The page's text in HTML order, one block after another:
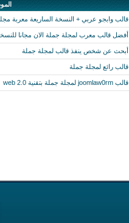
قالب وابجو عربي + النسخة الساريعة معربة مجلة
أفضل قالب معرب لمجلة جملة الان مجانا للنسخة
أبحث عن شخص ينفذ قالب لمجلة جملة
قالب رائع لمجلة جملة
قالب joomlaw0rm لمجلة جملة بتقنية web 2.0